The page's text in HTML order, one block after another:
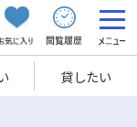
貸したい